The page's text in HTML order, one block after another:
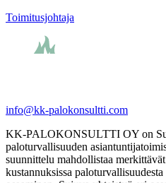
Toimitusjohtaja
info@kk-palokonsultti.com
KK-PALOKONSULTTI OY on
paloturvallisuuden
suunnittelu mahdollistaa
kustannuksissa